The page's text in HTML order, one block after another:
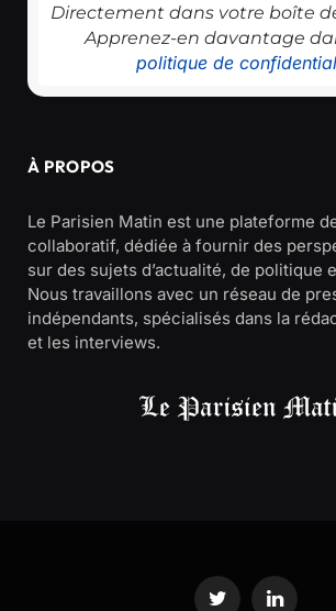
Directement dans votre boîte
Apprenez-en davantage
politique de
À PROPOS
Le Parisien Matin est une plateforme
collaboratif, dédiée à fournir des
sur des sujets d’actualité, de politique
Nous travaillons avec un réseau de
indépendants, spécialisés dans la
et les interviews.
Twitter LinkedIn